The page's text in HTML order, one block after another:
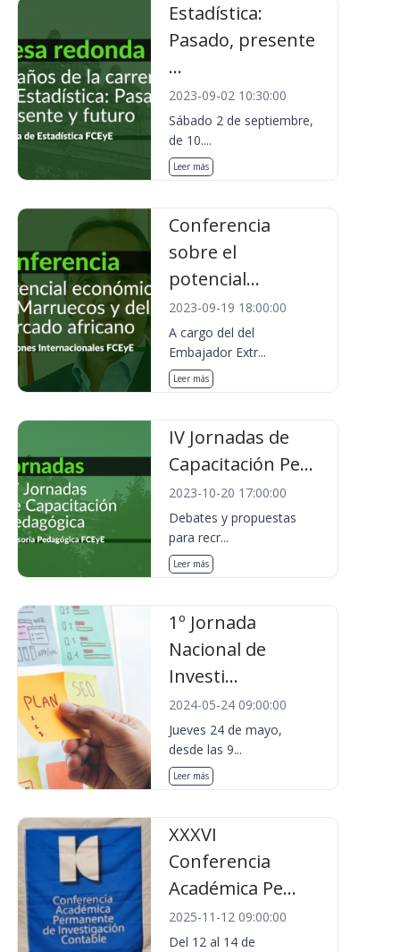
Estadística:
Pasado, presente
...
2023-09-02 10:30:00
Sábado 2 de septiembre,
de 10....
Leer más
Conferencia
sobre el
potencial...
2023-09-19 18:00:00
A cargo del del
Embajador Extr...
Leer más
IV Jornadas de
Capacitación Pe...
2023-10-20 17:00:00
Debates y propuestas
para recr...
Leer más
1º Jornada
Nacional de
Investi...
2024-05-24 09:00:00
Jueves 24 de mayo,
desde las 9...
Leer más
XXXVI
Conferencia
Académica Pe...
2025-11-12 09:00:00
Del 12 al 14 de